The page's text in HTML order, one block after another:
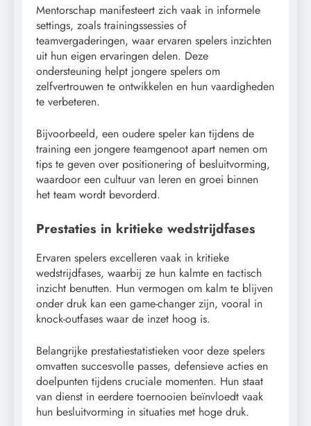
Mentorschap manifesteert zich vaak in informele
settings, zoals trainingssessies of
teamvergaderingen, waar ervaren spelers inzichten
uit hun eigen ervaringen delen. Deze
ondersteuning helpt jongere spelers om
zelfvertrouwen te ontwikkelen en hun vaardigheden
te verbeteren.
Bijvoorbeeld, een oudere speler kan tijdens de
training een jongere teamgenoot apart nemen om
tips te geven over positionering of besluitvorming,
waardoor een cultuur van leren en groei binnen
het team wordt bevorderd.
Prestaties in kritieke wedstrijdfases
Ervaren spelers excelleren vaak in kritieke
wedstrijdfases, waarbij ze hun kalmte en tactisch
inzicht benutten. Hun vermogen om kalm te blijven
onder druk kan een game-changer zijn, vooral in
knock-outfases waar de inzet hoog is.
Belangrijke prestatiestatistieken voor deze spelers
omvatten succesvolle passes, defensieve acties en
doelpunten tijdens cruciale momenten. Hun staat
van dienst in eerdere toernooien beïnvloedt vaak
hun besluitvorming in situaties met hoge druk.